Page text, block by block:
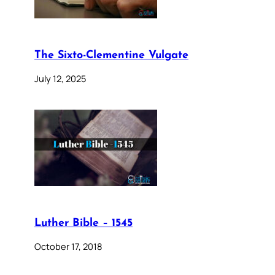
The Sixto-Clementine Vulgate
July 12, 2025
Luther Bible – 1545
October 17, 2018